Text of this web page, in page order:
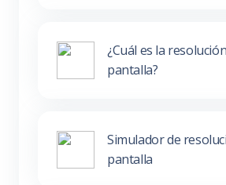
¿Cuál es la
pantalla?
Simulador de
pantalla